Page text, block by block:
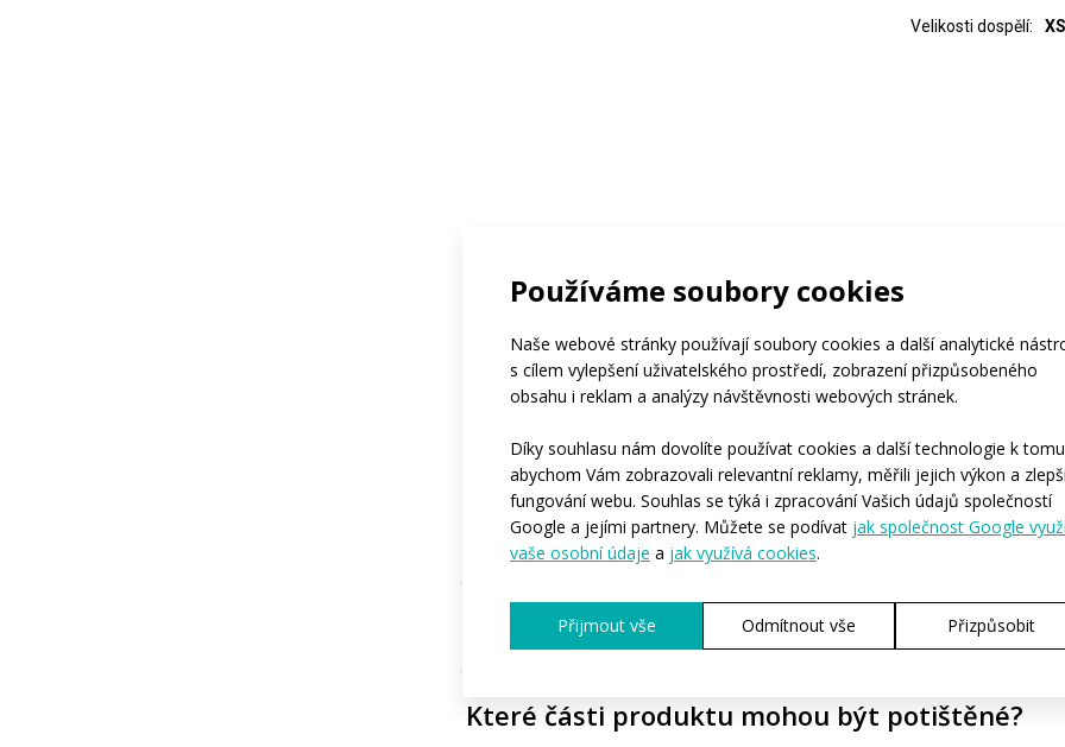
Používáme soubory cookies
Naše webové stránky používají soubory cookies a další analytické
s cílem vylepšení uživatelského prostředí, zobrazení přizpůsobeného
obsahu i reklam a analýzy návštěvnosti webových stránek.
Díky souhlasu nám dovolíte používat cookies a další technologie k
abychom Vám zobrazovali relevantní reklamy, měřili jejich výkon a
fungování webu. Souhlas se týká i zpracování Vašich údajů společností
Google a jejími partnery. Můžete se podívat jak společnost Google
vaše osobní údaje a jak využívá cookies.
Přijmout vše Odmítnout vše Přizpůsobit
Velikosti dospělí:
Časté dotazy
Kolik tento produkt stojí?
Od kolika kusů lze produkt objednat?
Které části produktu mohou být potištěné?